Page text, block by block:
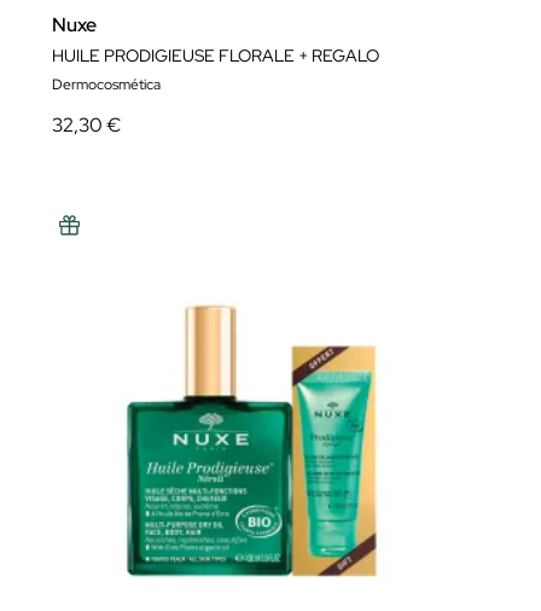
Nuxe
HUILE PRODIGIEUSE FLORALE + REGALO
Dermocosmética
32,30 €